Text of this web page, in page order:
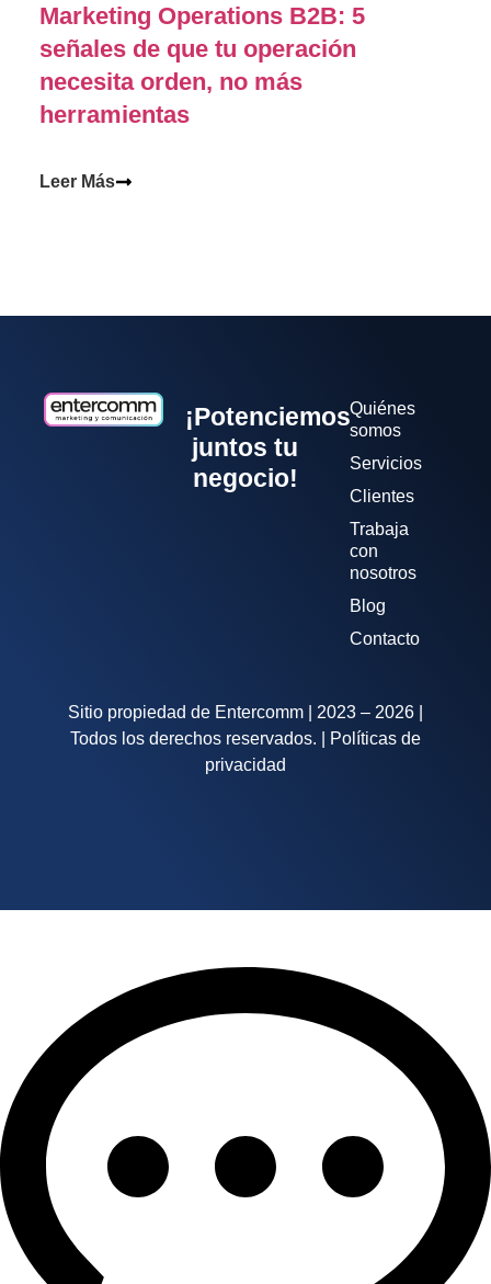
Marketing Operations B2B: 5
señales de que tu operación
necesita orden, no más
herramientas
Leer Más
¡Potenciemos
juntos tu
negocio!
Quiénes
somos
Servicios
Clientes
Trabaja
con
nosotros
Blog
Contacto
Sitio propiedad de Entercomm | 2023 – 2026 |
Todos los derechos reservados. | Políticas de
privacidad